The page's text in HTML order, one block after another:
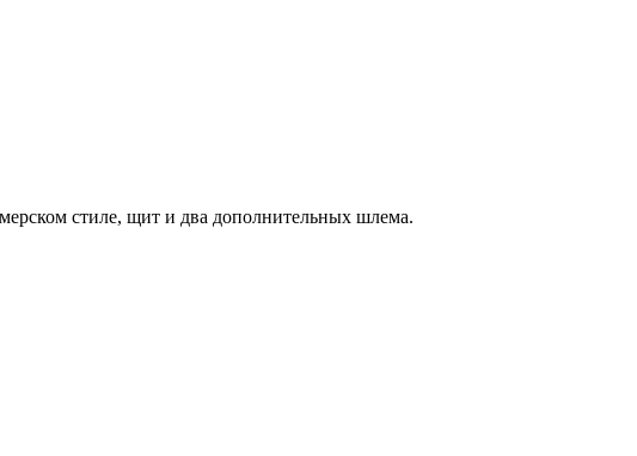
стиле, щит и два дополнительных шлема.